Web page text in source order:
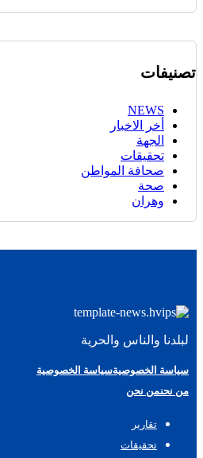
تصنيفات
NEWS
أخر الاخبار
الجهة
تحقيقات
صحافة المواطن
صحة
وهران
لبلدنا والناس والحرية
سياسة الخصوصيةسياسة الخصوصية
من نحنمن نحن
تقارير
تحقيقات